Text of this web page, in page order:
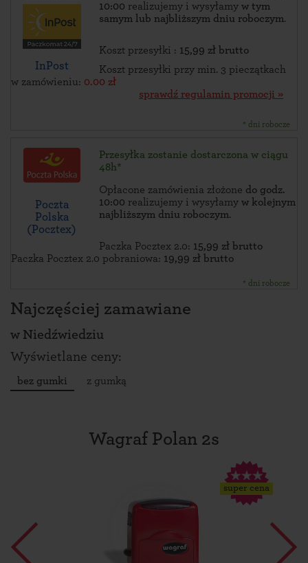
InPost
10:00 realizujemy i wysyłamy w tym
samym lub najbliższym dniu roboczym.
Koszt przesyłki : 15,99 zł brutto
Koszt przesyłki przy min. 3 pieczątkach
w zamówieniu: 0.00 zł
sprawdź regulamin promocji »
* dni robocze
Poczta
Polska
(Pocztex)
Przesyłka zostanie dostarczona w ciągu
48h*
Opłacone zamówienia złożone do godz.
10:00 realizujemy i wysyłamy w kolejnym
najbliższym dniu roboczym.
Paczka Pocztex 2.0: 15,99 zł brutto
Paczka Pocztex 2.0 pobraniowa: 19,99 zł brutto
* dni robocze
Najczęściej zamawiane
w Niedźwiedziu
Wyświetlane ceny:
bez gumki z gumką
Wagraf Polan 2s
super cena